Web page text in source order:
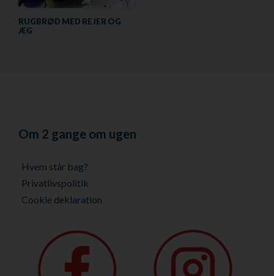
RUGBRØD MED REJER OG
ÆG
Om 2 gange om ugen
Hvem står bag?
Privatlivspolitik
Cookie deklaration